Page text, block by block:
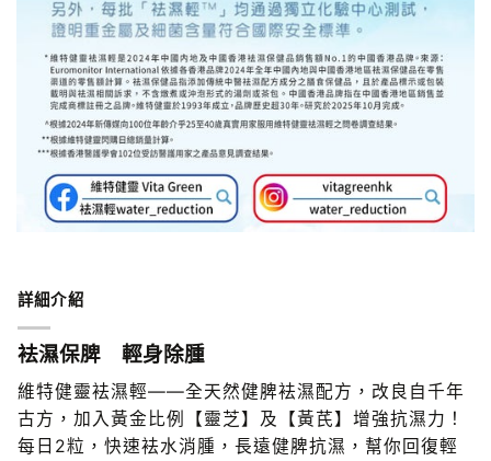
詳細介紹
袪濕保脾 輕身除腫
維特健靈袪濕輕——全天然健脾袪濕配方，改良自千年
古方，加入黃金比例【靈芝】及【黃芪】增強抗濕力！
每日2粒，快速袪水消腫，長遠健脾抗濕，幫你回復輕